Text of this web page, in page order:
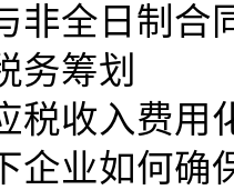
非全日制合
务筹划
税收入费用
企业如何确